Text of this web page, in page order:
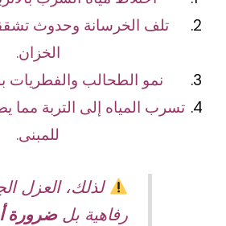
تلف الخرسانة وحدوث
الخزان.
نمو الطحالب والفطريات
تسرب المياه إلى التربة مما
للمبنى.
لذلك، العزل
رفاهية بلضرورة